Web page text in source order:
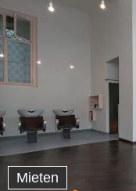
Mieten